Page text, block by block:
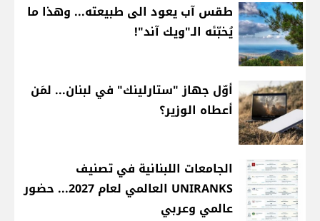
طقس آب يعود الى طبيعته... وهذا ما
يُخبّئه الـ"ويك آند"!
أوّل جهاز "ستارلينك" في لبنان... لمَن
أعطاه الوزير؟
الجامعات اللبنانية في تصنيف
UNIRANKS العالمي لعام 2027... حضور
عالمي وعربي